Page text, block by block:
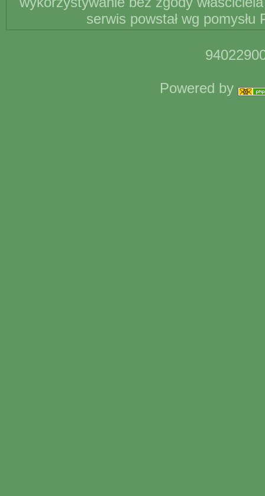
serwis powstał wg
Powered by